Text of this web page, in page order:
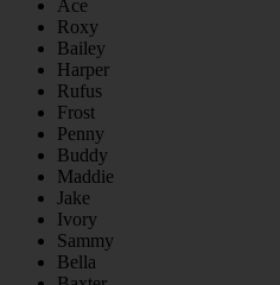
Ace
Roxy
Bailey
Harper
Rufus
Frost
Penny
Buddy
Maddie
Jake
Ivory
Sammy
Bella